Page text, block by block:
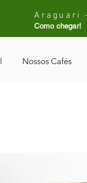
Araguari
Como chegar!
Nossos Cafés